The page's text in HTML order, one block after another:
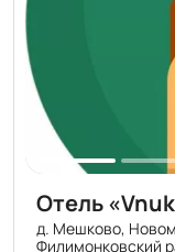
Отель
д. Мешково,
Филимонковский